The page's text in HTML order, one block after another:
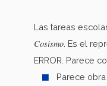
Las tareas
Cosismo . Es el
ERROR. Parece
Parece